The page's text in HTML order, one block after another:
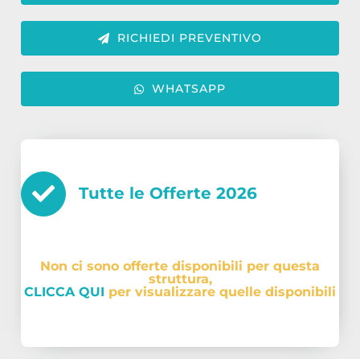
RICHIEDI PREVENTIVO
WHATSAPP
Tutte le Offerte2026
Non ci sono offerte disponibili per questa
struttura,
CLICCA QUI per visualizzare quelle disponibili